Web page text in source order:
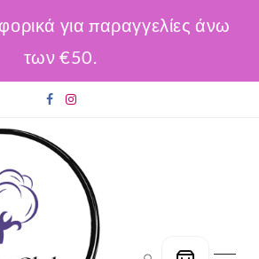
για παραγγελίες άνω
των €50.